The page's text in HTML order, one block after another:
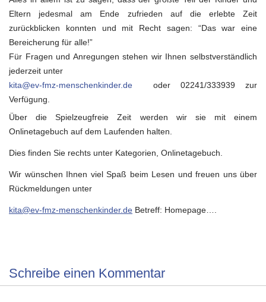
Eltern jedesmal am Ende zufrieden auf die erlebte Zeit
zurückblicken konnten und mit Recht sagen: “Das war eine
Bereicherung für alle!”
Für Fragen und Anregungen stehen wir Ihnen selbstverständlich
jederzeit unter
kita@ev-fmz-menschenkinder.de oder 02241/333939 zur
Verfügung.
Über die Spielzeugfreie Zeit werden wir sie mit einem
Onlinetagebuch auf dem Laufenden halten.
Dies finden Sie rechts unter Kategorien, Onlinetagebuch.
Wir wünschen Ihnen viel Spaß beim Lesen und freuen uns über
Rückmeldungen unter
kita@ev-fmz-menschenkinder.de Betreff: Homepage….
Schreibe einen Kommentar